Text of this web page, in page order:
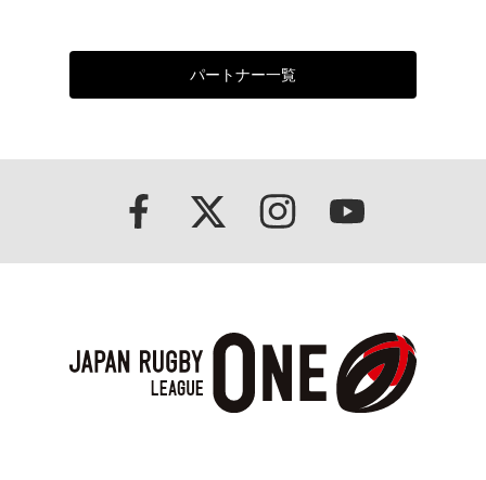
パートナー一覧